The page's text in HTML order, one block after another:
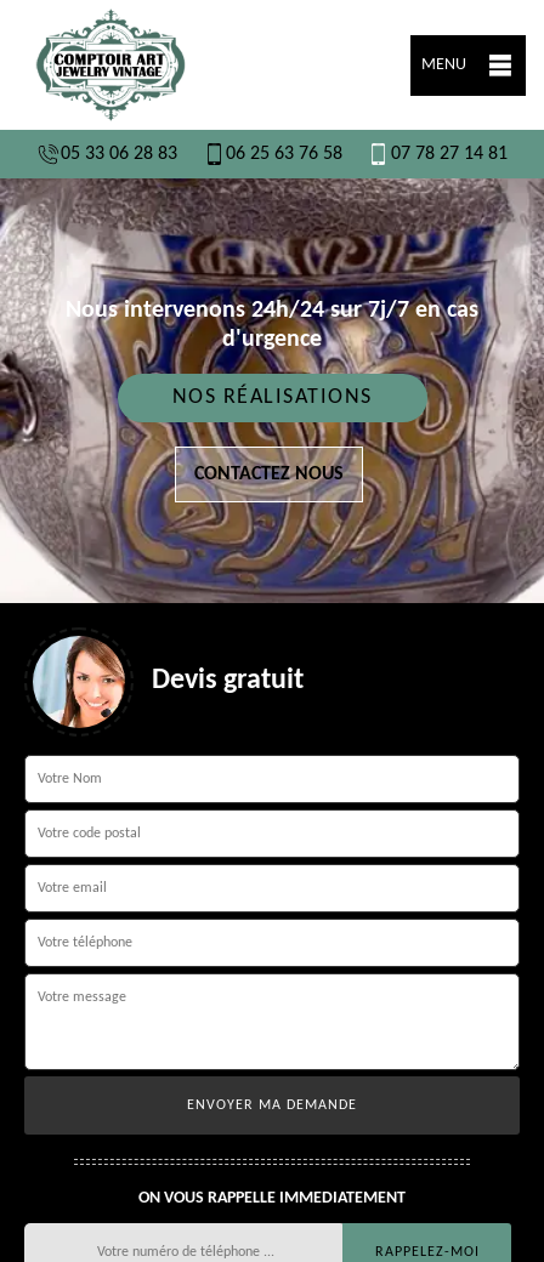
MENU
05 33 06 28 83 06 25 63 76 58 07 78 27 14 81
Nous intervenons 24h/24 sur 7j/7 en cas
d'urgence
NOS RÉALISATIONS
CONTACTEZ NOUS
Devis gratuit
ON VOUS RAPPELLE IMMEDIATEMENT